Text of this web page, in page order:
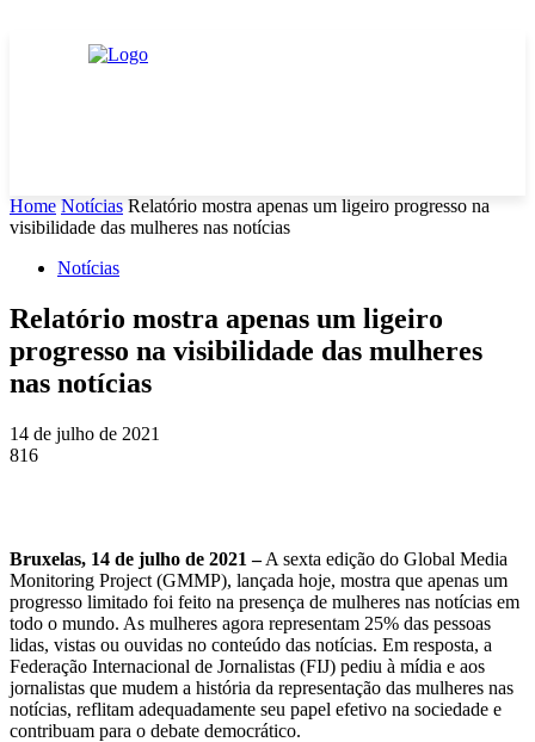
Home Notícias Relatório mostra apenas um ligeiro progresso na
visibilidade das mulheres nas notícias
Notícias
Relatório mostra apenas um ligeiro
progresso na visibilidade das mulheres
nas notícias
14 de julho de 2021
816
Bruxelas, 14 de julho de 2021 –A sexta edição do Global Media
Monitoring Project (GMMP), lançada hoje, mostra que apenas um
progresso limitado foi feito na presença de mulheres nas notícias em
todo o mundo. As mulheres agora representam 25% das pessoas
lidas, vistas ou ouvidas no conteúdo das notícias. Em resposta, a
Federação Internacional de Jornalistas (FIJ) pediu à mídia e aos
jornalistas que mudem a história da representação das mulheres nas
notícias, reflitam adequadamente seu papel efetivo na sociedade e
contribuam para o debate democrático.